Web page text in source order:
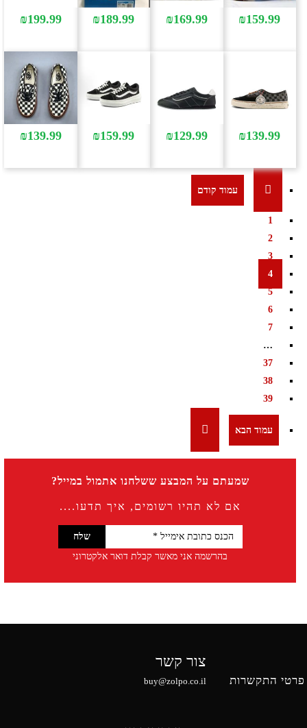
₪159.99
₪169.99
₪189.99
₪199.99
₪139.99
₪129.99
₪159.99
₪139.99
1
2
3
4
5
6
7
…
37
38
39
שמעתם על המבצע ששלחנו אתמול במייל?
אם לא תהיו רשומים, איך תדעו....
בהרשמה אני מאשר קבלת דואר אלקטרוני
פרטי התקשרות
צור קשר
buy@zolpo.co.il